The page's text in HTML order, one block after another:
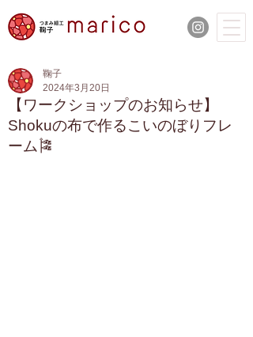
【ワークショップのお知らせ】
Shokuの布で作るこいのぼりフレ
ーム🎏
鞠子
2024年3月20日